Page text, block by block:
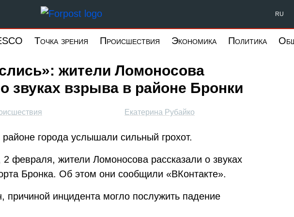
Форпост Северо-Запад RU
Точка зрения Происшествия Экономика Политика
жители Ломоносова
звуках взрыва в районе Бронки
Екатерина Рубайко
города услышали сильный грохот.
2 февраля, жители Ломоносова рассказали о звуках
Бронка. Об этом они сообщили «ВКонтакте».
причиной инцидента могло послужить падение